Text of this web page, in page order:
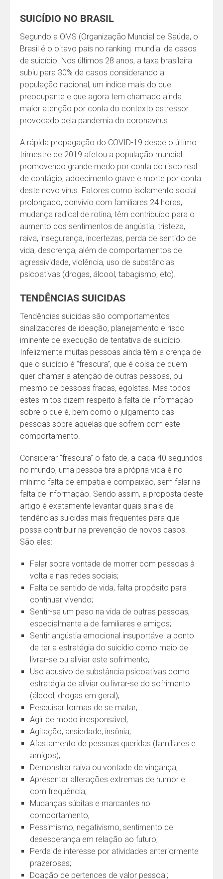
SUICÍDIO NO BRASIL
Segundo a OMS (Organização Mundial de Saúde, o
Brasil é o oitavo país no ranking mundial de casos
de suicídio. Nos últimos 28 anos, a taxa brasileira
subiu para 30% de casos considerando a
população nacional, um índice mais do que
preocupante e que agora tem chamado ainda
maior atenção por conta do contexto estressor
provocado pela pandemia do coronavírus.
A rápida propagação do COVID-19 desde o último
trimestre de 2019 afetou a população mundial
promovendo grande medo por conta do risco real
de contágio, adoecimento grave e morte por conta
deste novo vírus. Fatores como isolamento social
prolongado, convívio com familiares 24 horas,
mudança radical de rotina, têm contribuído para o
aumento dos sentimentos de angústia, tristeza,
raiva, insegurança, incertezas, perda de sentido de
vida, descrença, além de comportamentos de
agressividade, violência, uso de substâncias
psicoativas (drogas, álcool, tabagismo, etc).
TENDÊNCIAS SUICIDAS
Tendências suicidas são comportamentos
sinalizadores de ideação, planejamento e risco
iminente de execução de tentativa de suicídio.
Infelizmente muitas pessoas ainda têm a crença de
que o suicídio é “frescura”, que é coisa de quem
quer chamar a atenção de outras pessoas, ou
mesmo de pessoas fracas, egoístas. Mas todos
estes mitos dizem respeito à falta de informação
sobre o que é, bem como o julgamento das
pessoas sobre aquelas que sofrem com este
comportamento.
Considerar “frescura” o fato de, a cada 40 segundos
no mundo, uma pessoa tira a própria vida é no
mínimo falta de empatia e compaixão, sem falar na
falta de informação. Sendo assim, a proposta deste
artigo é exatamente levantar quais sinais de
tendências suicidas mais frequentes para que
possa contribuir na prevenção de novos casos.
São eles:
Falar sobre vontade de morrer com pessoas à
volta e nas redes sociais;
Falta de sentido de vida, falta propósito para
continuar vivendo;
Sentir-se um peso na vida de outras pessoas,
especialmente a de familiares e amigos;
Sentir angústia emocional insuportável a ponto
de ter a estratégia do suicídio como meio de
livrar-se ou aliviar este sofrimento;
Uso abusivo de substância psicoativas como
estratégia de aliviar ou livrar-se do sofrimento
(álcool, drogas em geral);
Pesquisar formas de se matar;
Agir de modo irresponsável;
Agitação, ansiedade, insônia;
Afastamento de pessoas queridas (familiares e
amigos);
Demonstrar raiva ou vontade de vingança;
Apresentar alterações extremas de humor e
com frequência;
Mudanças súbitas e marcantes no
comportamento;
Pessimismo, negativismo, sentimento de
desesperança em relação ao futuro;
Perda de interesse por atividades anteriormente
prazerosas;
Doação de pertences de valor pessoal;